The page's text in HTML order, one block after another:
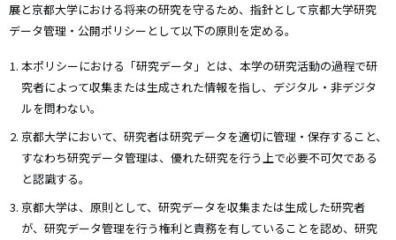
展と京都大学における将来の研究を守るため、指針として京都大学研究
データ管理・公開ポリシーとして以下の原則を定める。
本ポリシーにおける「研究データ」とは、本学の研究活動の過程で研
究者によって収集または生成された情報を指し、デジタル・非デジタ
ルを問わない。
京都大学において、研究者は研究データを適切に管理・保存すること、
すなわち研究データ管理は、優れた研究を行う上で必要不可欠である
と認識する。
京都大学は、原則として、研究データを収集または生成した研究者
が、研究データ管理を行う権利と責務を有していることを認め、研究